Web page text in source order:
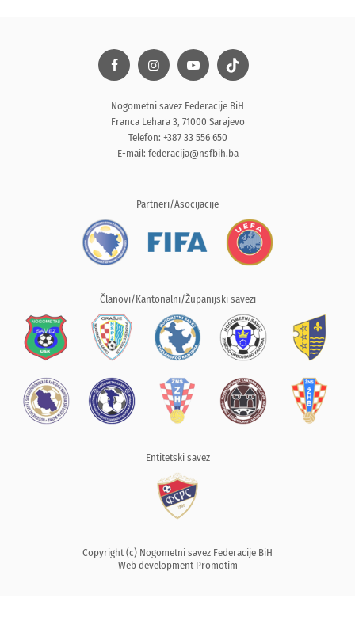
Nogometni savez Federacije BiH
Franca Lehara 3, 71000 Sarajevo
Telefon: +387 33 556 650
E-mail: federacija@nsfbih.ba
Partneri/Asocijacije
Članovi/Kantonalni/Županijski savezi
Entitetski savez
Copyright (c) Nogometni savez Federacije BiH
Web development Promotim